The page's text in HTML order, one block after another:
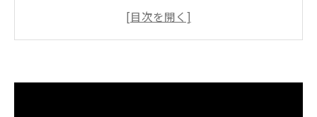
デビューまでの苦悩と努力：いぜなひさおの音